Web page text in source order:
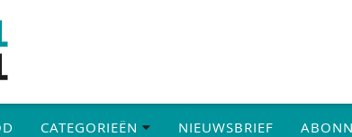
CATEGORIEËN NIEUWSBRIEF